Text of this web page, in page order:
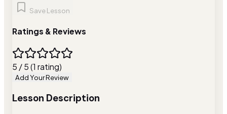
Save Lesson
Ratings & Reviews
5 / 5 (1 rating)
Add Your Review
Lesson Description